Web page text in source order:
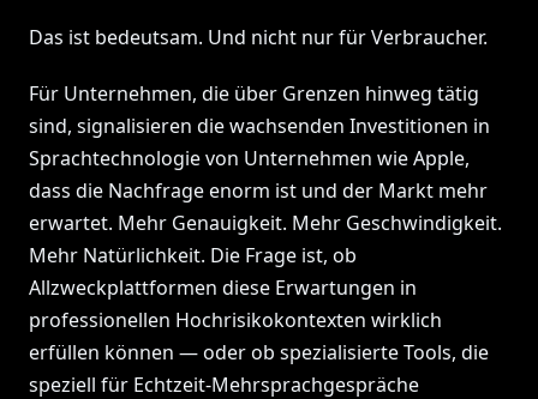
Das ist bedeutsam. Und nicht nur für Verbraucher.
Für Unternehmen, die über Grenzen hinweg tätig
sind, signalisieren die wachsenden Investitionen in
Sprachtechnologie von Unternehmen wie Apple,
dass die Nachfrage enorm ist und der Markt mehr
erwartet. Mehr Genauigkeit. Mehr Geschwindigkeit.
Mehr Natürlichkeit. Die Frage ist, ob
Allzweckplattformen diese Erwartungen in
professionellen Hochrisikokontexten wirklich
erfüllen können — oder ob spezialisierte Tools, die
speziell für Echtzeit-Mehrsprachgespräche